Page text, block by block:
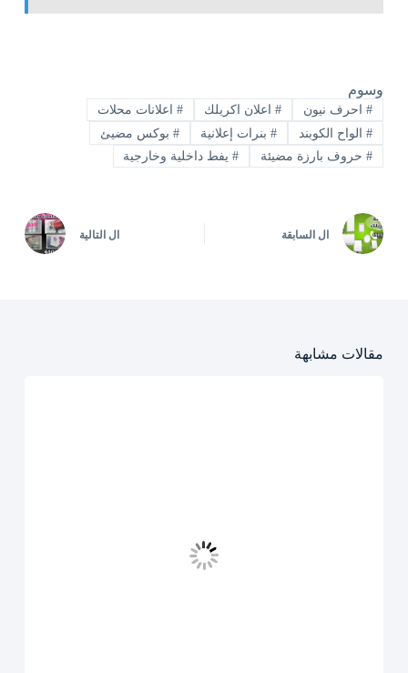
وسوم
#احرف نيون #اعلان اكريلك # اعلانات محلات
#الواح الكوبند #بنرات إعلانية # بوكس مضيئ
#حروف بارزة مضيئة #يفط داخلية وخارجية
ال السابقة ال التالية
مقالات مشابهة